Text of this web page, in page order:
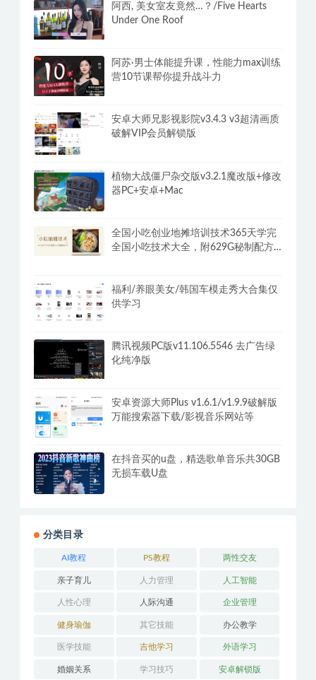
阿西, 美女室友竟然…？/Five Hearts
Under One Roof
阿苏·男士体能提升课，性能力max训练
营10节课帮你提升战斗力
安卓大师兄影视影院v3.4.3 v3超清画质
破解VIP会员解锁版
植物大战僵尸杂交版v3.2.1魔改版+修改
器PC+安卓+Mac
全国小吃创业地摊培训技术365天学完
全国小吃技术大全，附629G秘制配方
福利/养眼美女/韩国车模走秀大合集仅
供学习
腾讯视频PC版v11.106.5546 去广告绿
化纯净版
安卓资源大师Plus v1.6.1/v1.9.9破解版
万能搜索器下载/影视音乐网站等
在抖音买的u盘，精选歌单音乐共30GB
无损车载U盘
分类目录
AI教程 PS教程 两性交友
亲子育儿 人力管理 人工智能
人性心理 人际沟通 企业管理
健身瑜伽 其它技能 办公教学
医学技能 吉他学习 外语学习
婚姻关系 学习技巧 安卓解锁版